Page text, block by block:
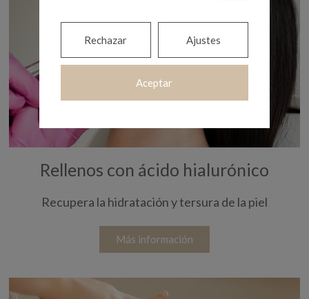
Rellenos con ácido hialurónico
Recupera la hidratación y tersura de la piel
Más información
Aceptar
Rechazar Ajustes